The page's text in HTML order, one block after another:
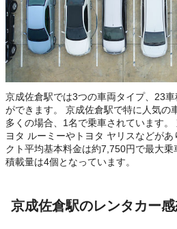
京成佐倉駅では3つの車両タイプ、23
ができます。 京成佐倉駅で特に人気の
多くの場合、1名で乗車されています
ヨタ ルーミーやトヨタ ヤリスなどが
クト平均基本料金は約7,750円で最大
積載量は4個となっています。
京成佐倉駅のレンタカー